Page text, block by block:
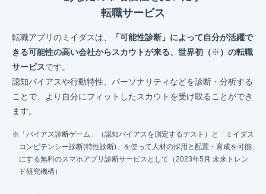
転職サービス
転職アプリのミイダスは、
「可能性診断」によって自分が活躍で
きる可能性の高い会社からスカウトが来る、世界初（※ ）の転職
サービスです。
認知バイアスや行動特性、パーソナリティなどを診断・分析する
ことで、より自分にフィットしたスカウトを受け取ることができ
ます。
「バイアス診断ゲーム」（認知バイアスを測定するテスト）と「ミイダス
コンピテンシー診断(特性診断)」を使って人材の採用と配置・育成を可能
にする無料のスマホアプリ診断サービスとして（2023年5月 未来トレン
ド研究機構）